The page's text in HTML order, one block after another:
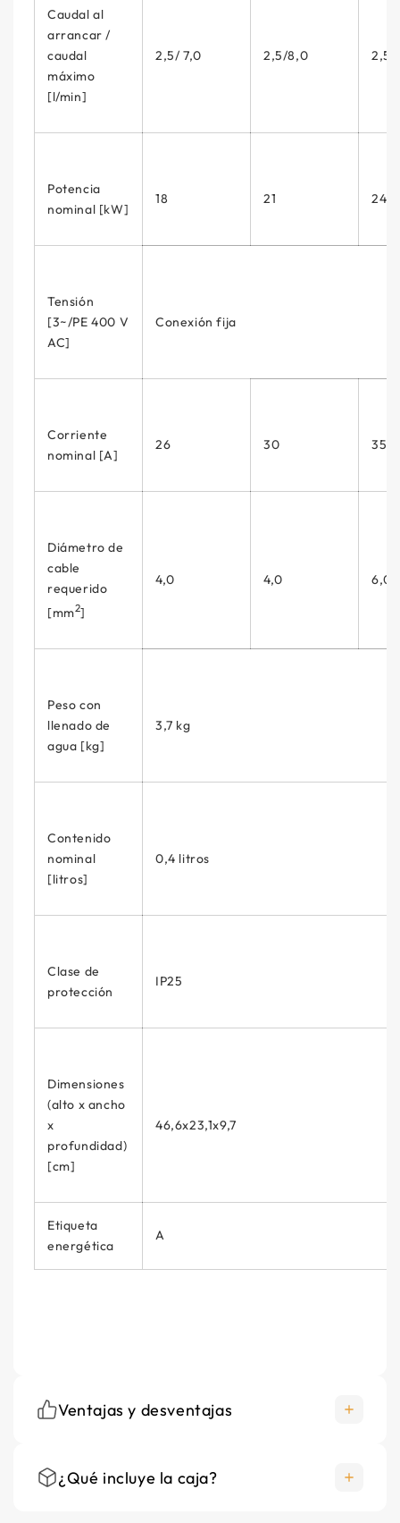
Caudal al
arrancar /
caudal
máximo
[l/min]
2,5/ 7,0 2,5/8,0 2,5/
Potencia
nominal [kW]
18 21 24
Tensión
[3~/PE 400 V
AC]
Conexión fija
Corriente
nominal [A]
26 30 35
Diámetro de
cable
requerido
[mm2]
4,0 4,0 6,0
Peso con
llenado de
agua [kg]
3,7 kg
Contenido
nominal
[litros]
0,4 litros
Clase de
protección
IP25
Dimensiones
(alto x ancho
x
profundidad)
[cm]
46,6x23,1x9,7
Etiqueta
energética
A
Ventajas y desventajas
+ producto de alta calidad
¿Qué incluye la caja?